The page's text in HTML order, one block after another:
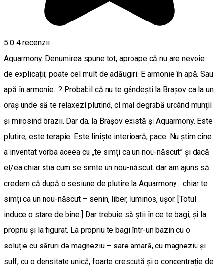
5.0 4 recenzii
Aquarmony. Denumirea spune tot, aproape că nu are nevoie
de explicații; poate cel mult de adăugiri. E armonie în apă. Sau
apă în armonie...? Probabil că nu te gândești la Brașov ca la un
oraș unde să te relaxezi plutind, ci mai degrabă urcând munții
și mirosind brazii. Dar da, la Brașov există și Aquarmony. Este
plutire, este terapie. Este liniște interioară, pace. Nu știm cine
a inventat vorba aceea cu „te simți ca un nou-născut” și dacă
el/ea chiar știa cum se simte un nou-născut, dar am ajuns să
credem că după o sesiune de plutire la Aquarmony... chiar te
simți ca un nou-născut – senin, liber, luminos, ușor. [Totul
induce o stare de bine.] Dar trebuie să știi în ce te bagi; și la
propriu și la figurat. La propriu te bagi într-un bazin cu o
soluție cu săruri de magneziu – sare amară, cu magneziu și
sulf, cu o densitate unică, foarte crescută și o concentrație de